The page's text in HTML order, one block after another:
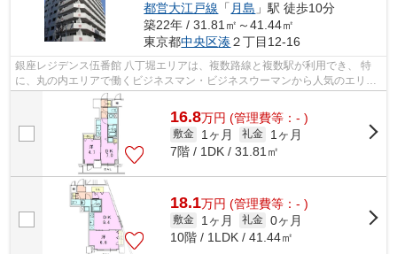
都営大江戸線 「 月島 」駅 徒歩10分
築22年 / 31.81㎡～41.44㎡
東京都中央区湊２丁目12-16
銀座レジデンス伍番館 八丁堀エリアは、複数路線と複数駅が利用でき、 特
に、丸の内エリアで働くビジネスマン・ビジネスウーマンから人気のエリア
です。 駐車場あり 全長：5300/ ...
16.8万円 (管理費等：- )
敷金 1ヶ月 礼金
1ヶ月
7階 / 1DK / 31.81㎡
18.1万円 (管理費等：- )
敷金 1ヶ月 礼金 0ヶ月
10階 / 1LDK / 41.44㎡